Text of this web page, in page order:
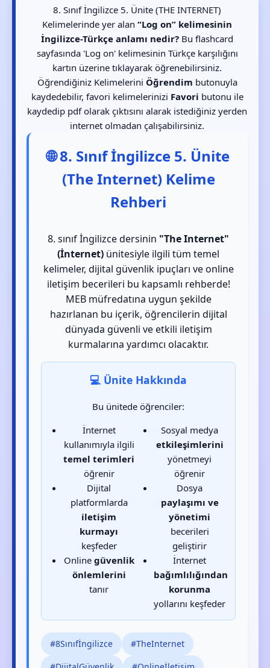
8. Sınıf İngilizce 5. Ünite (THE INTERNET)
Kelimelerinde yer alan“Log on” kelimesinin
İngilizce-Türkçe anlamı nedir? Bu flashcard
sayfasında 'Log on' kelimesinin Türkçe karşılığını
kartın üzerine tıklayarak öğrenebilirsiniz.
Öğrendiğiniz Kelimelerini Öğrendim butonuyla
kaydedebilir, favori kelimelerinizi Favori butonu ile
kaydedip pdf olarak çıktısını alarak istediğiniz yerden
internet olmadan çalışabilirsiniz.
🌐 8. Sınıf İngilizce 5. Ünite
(The Internet) Kelime
Rehberi
8. sınıf İngilizce dersinin "The Internet"
(İnternet) ünitesiyle ilgili tüm temel
kelimeler, dijital güvenlik ipuçları ve online
iletişim becerileri bu kapsamlı rehberde!
MEB müfredatına uygun şekilde
hazırlanan bu içerik, öğrencilerin dijital
dünyada güvenli ve etkili iletişim
kurmalarına yardımcı olacaktır.
💻 Ünite Hakkında
Bu ünitede öğrenciler:
İnternet
kullanımıyla ilgili
temel terimleri
öğrenir
Dijital
platformlarda
iletişim
kurmayı
keşfeder
Online güvenlik
önlemlerini
tanır
Sosyal medya
etkileşimlerini
yönetmeyi
öğrenir
Dosya
paylaşımı ve
yönetimi
becerileri
geliştirir
İnternet
bağımlılığından
korunma
yollarını keşfeder
#8Sınıfİngilizce
#TheInternet